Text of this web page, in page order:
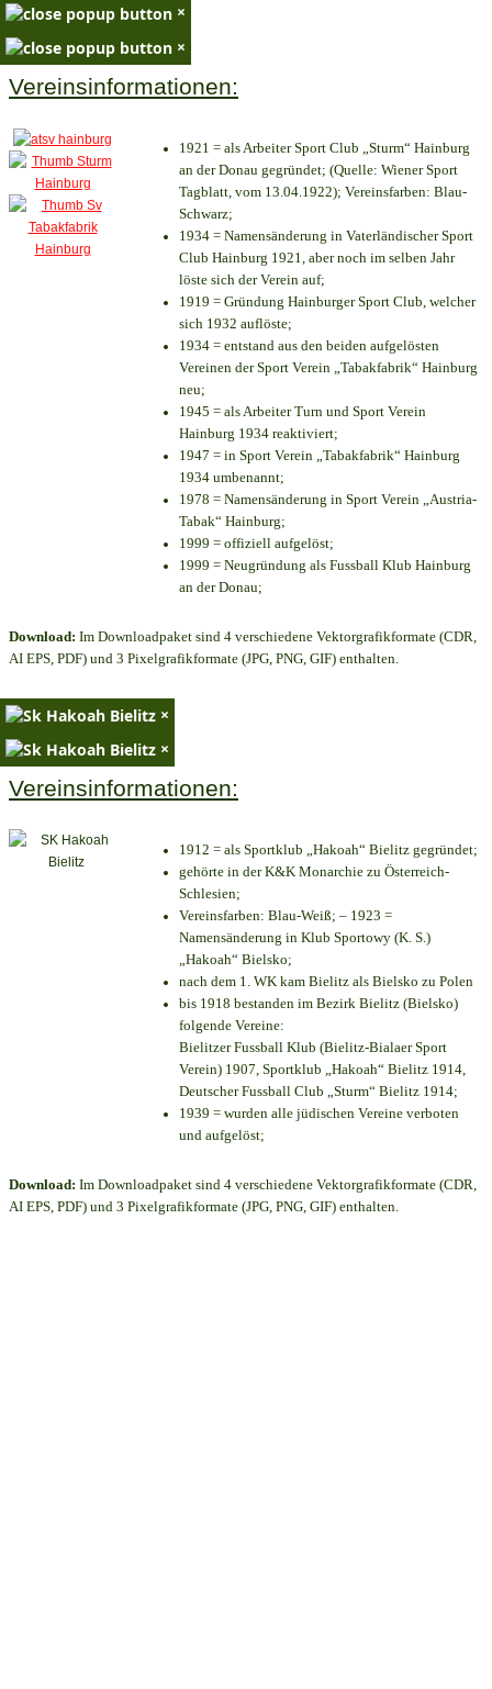
×
×
Vereinsinformationen:
1921 = als Arbeiter Sport Club „Sturm“ Hainburg
an der Donau gegründet; (Quelle: Wiener Sport
Tagblatt, vom 13.04.1922); Vereinsfarben: Blau-
Schwarz;
1934 = Namensänderung in Vaterländischer Sport
Club Hainburg 1921, aber noch im selben Jahr
löste sich der Verein auf;
1919 = Gründung Hainburger Sport Club, welcher
sich 1932 auflöste;
1934 = entstand aus den beiden aufgelösten
Vereinen der Sport Verein „Tabakfabrik“ Hainburg
neu;
1945 = als Arbeiter Turn und Sport Verein
Hainburg 1934 reaktiviert;
1947 = in Sport Verein „Tabakfabrik“ Hainburg
1934 umbenannt;
1978 = Namensänderung in Sport Verein „Austria-
Tabak“ Hainburg;
1999 = offiziell aufgelöst;
1999 = Neugründung als Fussball Klub Hainburg
an der Donau;
Download: Im Downloadpaket sind 4 verschiedene Vektorgrafikformate (CDR,
AI EPS, PDF) und 3 Pixelgrafikformate (JPG, PNG, GIF) enthalten.
×
×
Vereinsinformationen:
1912 = als Sportklub „Hakoah“ Bielitz gegründet;
gehörte in der K&K Monarchie zu Österreich-
Schlesien;
Vereinsfarben: Blau-Weiß; – 1923 =
Namensänderung in Klub Sportowy (K. S.)
„Hakoah“ Bielsko;
nach dem 1. WK kam Bielitz als Bielsko zu Polen
bis 1918 bestanden im Bezirk Bielitz (Bielsko)
folgende Vereine:
Bielitzer Fussball Klub (Bielitz-Bialaer Sport
Verein) 1907, Sportklub „Hakoah“ Bielitz 1914,
Deutscher Fussball Club „Sturm“ Bielitz 1914;
1939 = wurden alle jüdischen Vereine verboten
und aufgelöst;
Download: Im Downloadpaket sind 4 verschiedene Vektorgrafikformate (CDR,
AI EPS, PDF) und 3 Pixelgrafikformate (JPG, PNG, GIF) enthalten.